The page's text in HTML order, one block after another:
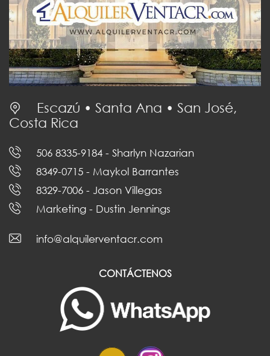
Escazú • Santa Ana • San José,
Costa Rica
506 8335-9184 - Sharlyn Nazarian
8349-0715 - Maykol Barrantes
8329-7006 - Jason Villegas
Marketing - Dustin Jennings
info@alquilerventacr.com
CONTÁCTENOS